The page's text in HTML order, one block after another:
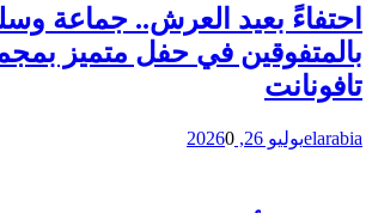
احتفاءً بعيد العرش.. جماعة
بالمتفوقين في حفل متميز
تافونانت
elarabiaيوليو 26, 2026 0